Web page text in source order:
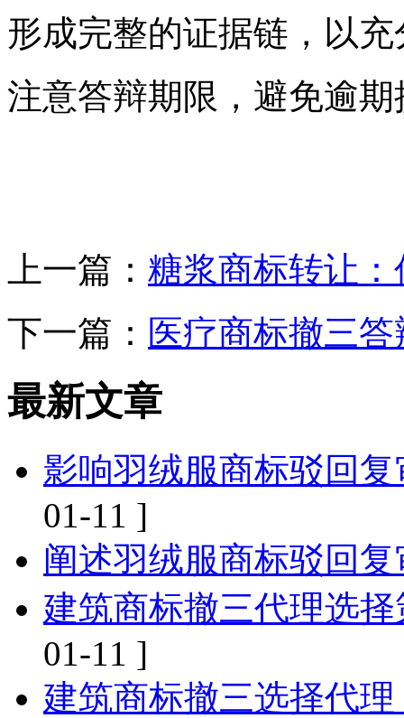
形成完整的证据链，以
注意答辩期限，避免逾
上一篇： 糖浆商标转让
下一篇： 医疗商标撤三
最新文章
影响羽绒服商标驳回
01-11 ]
阐述羽绒服商标驳回
建筑商标撤三代理选
01-11 ]
建筑商标撤三选择代